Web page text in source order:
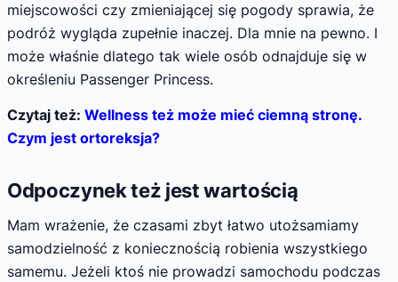
miejscowości czy zmieniającej się pogody sprawia, że
podróż wygląda zupełnie inaczej. Dla mnie na pewno. I
może właśnie dlatego tak wiele osób odnajduje się w
określeniu Passenger Princess.
Czytaj też: Wellness też może mieć ciemną stronę.
Czym jest ortoreksja?
Odpoczynek też jest wartością
Mam wrażenie, że czasami zbyt łatwo utożsamiamy
samodzielność z koniecznością robienia wszystkiego
samemu. Jeżeli ktoś nie prowadzi samochodu podczas